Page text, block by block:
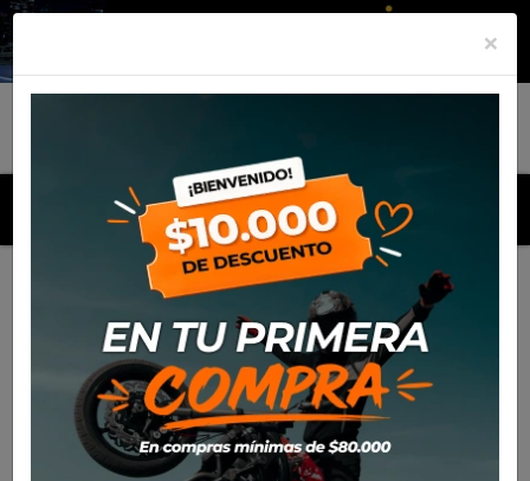
MENU
Productos Equipamiento Bota Ixon Klay Wp
×